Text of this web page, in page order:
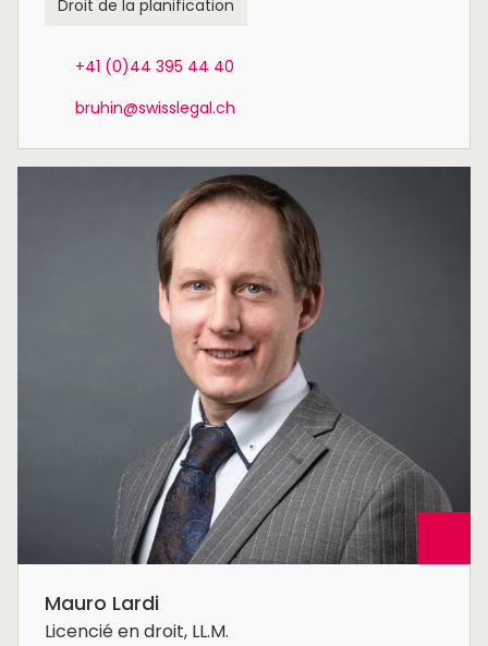
Droit de la planification
+41 (0)44 395 44 40
bruhin@swisslegal.ch
Mauro Lardi
Licencié en droit, LL.M.